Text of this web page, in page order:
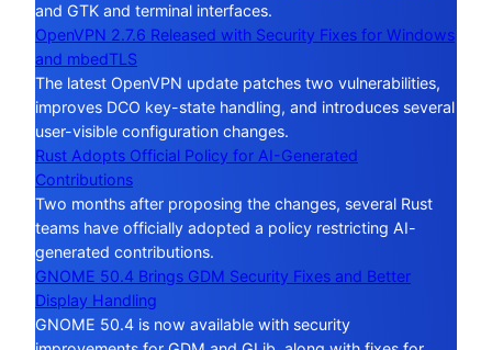
and GTK and terminal interfaces.
OpenVPN 2.7.6 Released with Security Fixes for Windows
and mbedTLS
The latest OpenVPN update patches two vulnerabilities,
improves DCO key-state handling, and introduces several
user-visible configuration changes.
Rust Adopts Official Policy for AI-Generated
Contributions
Two months after proposing the changes, several Rust
teams have officially adopted a policy restricting AI-
generated contributions.
GNOME 50.4 Brings GDM Security Fixes and Better
Display Handling
GNOME 50.4 is now available with security